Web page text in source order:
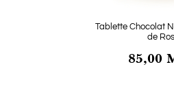
Tablette Chocolat
de
85,00